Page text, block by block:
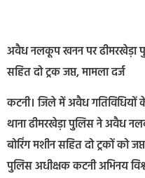
अवैध नलकूप खनन पर ढीमरखेड़ा
सहित दो ट्रक जप्त, मामला दर्ज
कटनी। जिले में अवैध
थाना ढीमरखेड़ा पुलिस ने अवैध
बोरिंग मशीन सहित दो ट्रकों को
पुलिस अधीक्षक कटनी अभिनय